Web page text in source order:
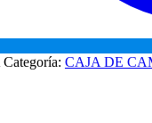
Categoría: CAJA DE